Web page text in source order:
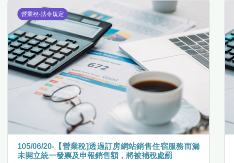
營業稅-法令規定
105/06/20-【營業稅]透過訂房網站銷售住宿服務而漏
未開立統一發票及申報銷售額，將被補稅處罰